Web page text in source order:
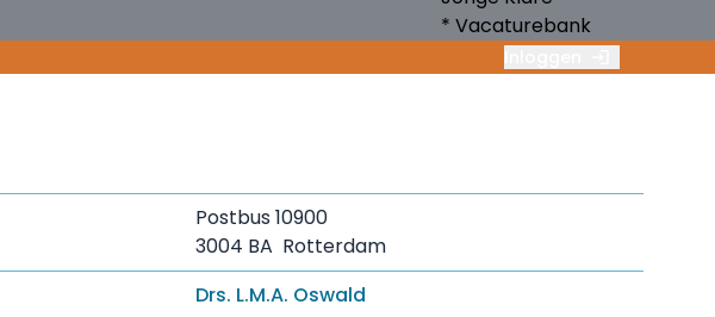
* Vacaturebank
Postbus 10900
3004 BA Rotterdam
Drs. L.M.A. Oswald